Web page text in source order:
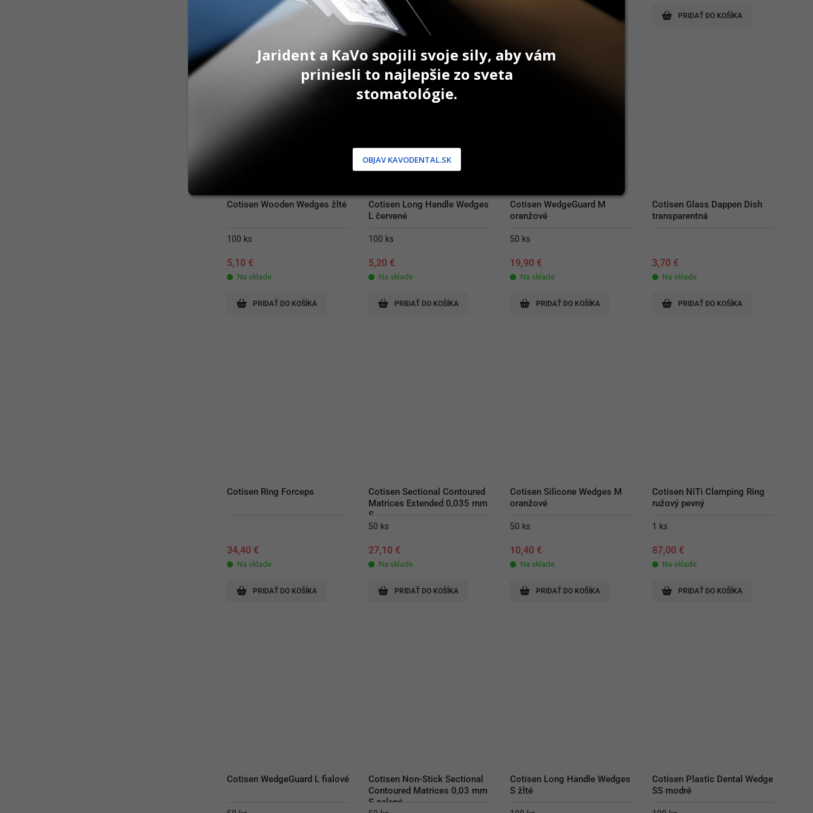
PRIDAŤ DO KOŠÍKA PRIDAŤ DO KOŠÍKA PRIDAŤ DO KOŠÍKA
Cotisen Wooden Wedges žlté
100 ks
5,10 €
Na sklade
PRIDAŤ DO KOŠÍKA
Cotisen Long Handle Wedges
L červené
100 ks
5,20 €
Na sklade
PRIDAŤ DO KOŠÍKA
Cotisen WedgeGuard M
oranžové
50 ks
19,90 €
Na sklade
PRIDAŤ DO KOŠÍKA
Cotisen Glass Dappen Dish
transparentná
3,70 €
Na sklade
PRIDAŤ DO KOŠÍKA
Cotisen Ring Forceps
34,40 €
Na sklade
PRIDAŤ DO KOŠÍKA
Cotisen Sectional Contoured
Matrices Extended 0,035 mm
S
50 ks
27,10 €
Na sklade
PRIDAŤ DO KOŠÍKA
Cotisen Silicone Wedges M
oranžové
50 ks
10,40 €
Na sklade
PRIDAŤ DO KOŠÍKA
Cotisen NiTi Clamping Ring
ružový pevný
1 ks
87,00 €
Na sklade
PRIDAŤ DO KOŠÍKA
Cotisen WedgeGuard L fialové
Cotisen Non-Stick Sectional
Contoured Matrices 0,03 mm
S zelené
Cotisen Long Handle Wedges
S žlté
Cotisen Plastic Dental Wedge
SS modré
Jarident a KaVo spojili svoje sily, aby vám
priniesli to najlepšie zo sveta
stomatológie.
OBJAV KAVODENTAL.SK